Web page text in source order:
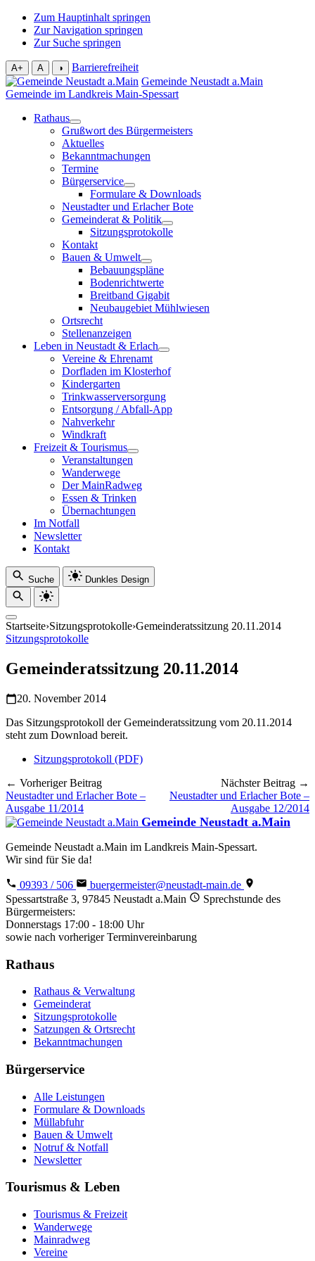
Zum Hauptinhalt springen
Zur Navigation springen
Zur Suche springen
A+ A ◑
Barrierefreiheit
Gemeinde Neustadt a.Main
Gemeinde im Landkreis Main-Spessart
Rathaus
Grußwort des Bürgermeisters
Aktuelles
Bekanntmachungen
Termine
Bürgerservice
Formulare & Downloads
Neustadter und Erlacher Bote
Gemeinderat & Politik
Sitzungsprotokolle
Kontakt
Bauen & Umwelt
Bebauungspläne
Bodenrichtwerte
Breitband Gigabit
Neubaugebiet Mühlwiesen
Ortsrecht
Stellenanzeigen
Leben in Neustadt & Erlach
Vereine & Ehrenamt
Dorfladen im Klosterhof
Kindergarten
Trinkwasserversorgung
Entsorgung / Abfall-App
Nahverkehr
Windkraft
Freizeit & Tourismus
Veranstaltungen
Wanderwege
Der MainRadweg
Essen & Trinken
Übernachtungen
Im Notfall
Newsletter
Kontakt
Suche Dunkles Design
Startseite›Sitzungsprotokolle›Gemeinderatssitzung 20.11.2014
Sitzungsprotokolle
Gemeinderatssitzung 20.11.2014
20. November 2014
Das Sitzungsprotokoll der Gemeinderatssitzung vom 20.11.2014
steht zum Download bereit.
Sitzungsprotokoll (PDF)
← Vorheriger Beitrag
Neustadter und Erlacher Bote –
Ausgabe 11/2014
Nächster Beitrag →
Neustadter und Erlacher Bote –
Ausgabe 12/2014
Gemeinde Neustadt a.Main
Gemeinde Neustadt a.Main im Landkreis Main-Spessart.
Wir sind für Sie da!
09393 / 506
buergermeister@neustadt-main.de
Spessartstraße 3, 97845 Neustadt a.Main
Sprechstunde des
Bürgermeisters:
Donnerstags 17:00 - 18:00 Uhr
sowie nach vorheriger Terminvereinbarung
Rathaus
Rathaus & Verwaltung
Gemeinderat
Sitzungsprotokolle
Satzungen & Ortsrecht
Bekanntmachungen
Bürgerservice
Alle Leistungen
Formulare & Downloads
Müllabfuhr
Bauen & Umwelt
Notruf & Notfall
Newsletter
Tourismus & Leben
Tourismus & Freizeit
Wanderwege
Mainradweg
Vereine